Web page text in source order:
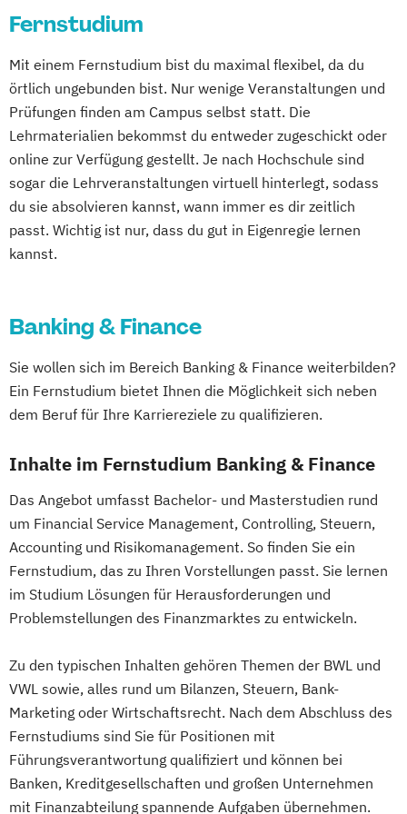
Betriebswirtschaft
Betriebswirtschaft und
Gesundheitsmanagement
Betriebswirtschaft und Hotelmanagement
Betriebswirtschaft und Interkulturelle
Kommunikation
Betriebswirtschaft und
Personalmanagement
Betriebswirtschaft und Sozialmanagement
Business Administration
Business Management (EN)
Business and Organizational Development
Corporate Brand Management
Data Science und Analytics
Digital Business Management
Digital Health Management
Digital Marketing
Ernährungswissenschaften
Erwachsenenbildung und Digitalisierung
Executive MBA für Ärztinnen und Ärzte
Finance Accounting
Gesundheitspsychologie
Gesundheitspsychologie im Online-
Abendstudium
Global Business Administration (EN)
Inklusion und Teilhabe
Innovation und Zukunftsforschung
Business Coaching & Change Management
Business Development
Digital Business Management
Digital Business Management (Kurzversion)
Ernährungswissenschaften
Familie im Wandel
Finance & Management
Human Resource Management
Informatik
Intercultural Management
Kindheits- und Jugendpädagogik
Logistikmanagement Managing Diversity
Marketing und Sales Management
Nachhaltigkeitsmanagement
Personalmanagement und Corporate
Learning
Planung logistischer Netzwerke
Politikwissenschaft und Management
Psychologie Psychologie (Abendstudium)
Psychologie mit Schwerpunkt Arbeits-
Organisations- und Wirtschaftspsychologie
Fernstudium
Mit einem Fernstudium bist du maximal flexibel, da du
örtlich ungebunden bist. Nur wenige Veranstaltungen und
Prüfungen finden am Campus selbst statt. Die
Lehrmaterialien bekommst du entweder zugeschickt oder
online zur Verfügung gestellt. Je nach Hochschule sind
sogar die Lehrveranstaltungen virtuell hinterlegt, sodass
du sie absolvieren kannst, wann immer es dir zeitlich
passt. Wichtig ist nur, dass du gut in Eigenregie lernen
kannst.
Banking & Finance
Sie wollen sich im Bereich Banking & Finance weiterbilden?
Ein Fernstudium bietet Ihnen die Möglichkeit sich neben
dem Beruf für Ihre Karriereziele zu qualifizieren.
Inhalte im Fernstudium Banking & Finance
Das Angebot umfasst Bachelor- und Masterstudien rund
um Financial Service Management, Controlling, Steuern,
Accounting und Risikomanagement. So finden Sie ein
Fernstudium, das zu Ihren Vorstellungen passt. Sie lernen
im Studium Lösungen für Herausforderungen und
Problemstellungen des Finanzmarktes zu entwickeln.
Zu den typischen Inhalten gehören Themen der BWL und
VWL sowie, alles rund um Bilanzen, Steuern, Bank-
Marketing oder Wirtschaftsrecht. Nach dem Abschluss des
Fernstudiums sind Sie für Positionen mit
Führungsverantwortung qualifiziert und können bei
Banken, Kreditgesellschaften und großen Unternehmen
mit Finanzabteilung spannende Aufgaben übernehmen.